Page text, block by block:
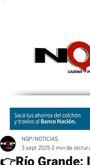
👉Río Grande:
NQP/NOTICIAS
3 sept 2025 2 min de